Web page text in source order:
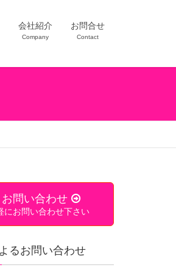
会社紹介
Company
お問合せ
Contact
お問い合わせ
にお問い合わせ下さい
るお問い合わせ